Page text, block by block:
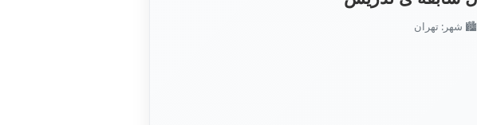
🏙️ شهر: تهران